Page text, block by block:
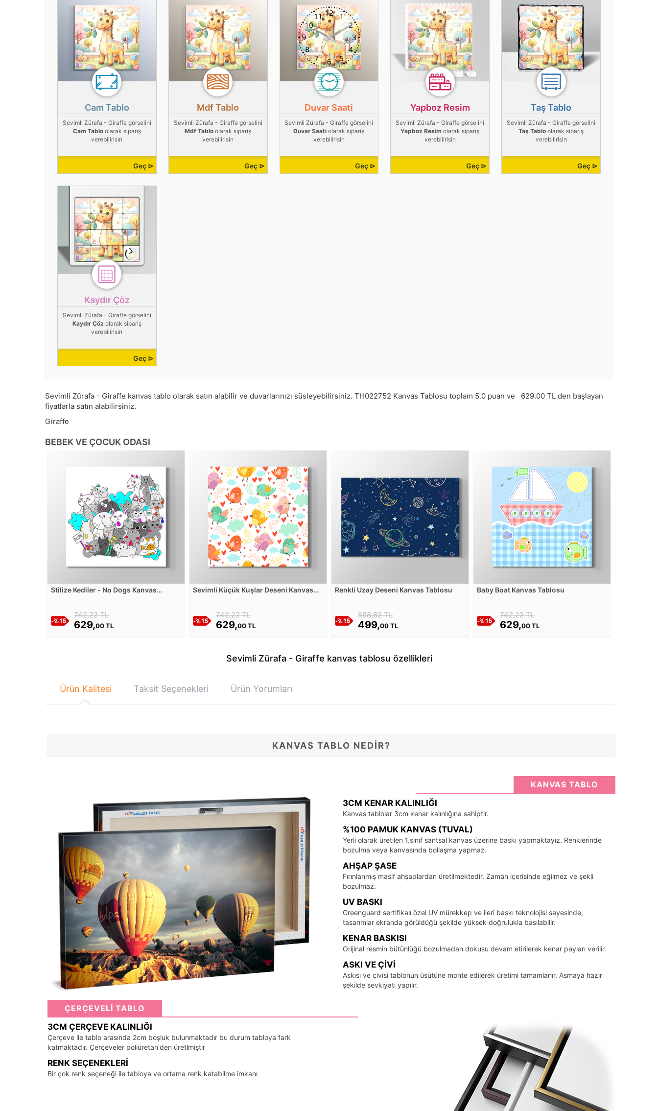
Cam Tablo
Sevimli Zürafa - Giraffe görselini
Cam Tabloolarak sipariş
verebilirisin
Geç ⊳
Mdf Tablo
Sevimli Zürafa - Giraffe görselini
Mdf Tablo olarak sipariş
verebilirisin
Geç ⊳
Duvar Saati
Sevimli Zürafa - Giraffe görselini
Duvar Saati olarak sipariş
verebilirisin
Geç ⊳
Yapboz Resim
Sevimli Zürafa - Giraffe görselini
Yapboz Resim olarak sipariş
verebilirisin
Geç ⊳
Taş Tablo
Sevimli Zürafa - Giraffe görselini
Taş Tablo olarak sipariş
verebilirisin
Geç ⊳
Kaydır Çöz
Sevimli Zürafa - Giraffe görselini
Kaydır Çözolarak sipariş
verebilirisin
Geç ⊳
Sevimli Zürafa - Giraffe kanvas tablo olarak satın alabilir ve duvarlarınızı süsleyebilirsiniz. TH022752 Kanvas Tablosu toplam 5.0 puan ve 629.00 TL den başlayan
fiyatlarla satın alabilirsiniz.
Giraffe
BEBEK VE ÇOCUK ODASI
Stilize Kediler - No Dogs Kanvas
742,22 TL
629,00 TL
Sevimli Küçük Kuşlar Deseni Kanvas
742,22 TL
629,00 TL
Renkli Uzay Deseni Kanvas Tablosu
588,82 TL
499,00 TL
Baby Boat Kanvas Tablosu
742,22 TL
629,00 TL
Sevimli Zürafa - Giraffe kanvas tablosu özellikleri
Ürün Kalitesi Taksit Seçenekleri Ürün Yorumları
KANVAS TABLO NEDİR?
KANVAS TABLO
3CM KENAR KALINLIĞI
Kanvas tablolar 3cm kenar kalınlığına sahiptir.
%100 PAMUK KANVAS (TUVAL)
Yerli olarak üretilen 1.sınıf santsal kanvas üzerine baskı yapmaktayız. Renklerinde
bozulma veya kanvasında bollaşma yapmaz.
AHŞAP ŞASE
Fırınlanmış masif ahşaplardan üretilmektedir. Zaman içerisinde eğilmez ve şekli
bozulmaz.
UV BASKI
Greenguard sertifikalı özel UV mürekkep ve ileri baskı teknolojisi sayesinde,
tasarımlar ekranda görüldüğü şekilde yüksek doğrulukla basılabilir.
KENAR BASKISI
Orijinal resmin bütünlüğü bozulmadan dokusu devam etirilerek kenar payları verilir.
ASKI VE ÇIVI
Askısı ve çivisi tablonun üsütüne monte edilerek üretimi tamamlanır. Asmaya hazır
şekilde sevkiyatı yapılır.
ÇERÇEVELİ TABLO
3CM ÇERÇEVE KALINLIĞI
Çerçeve ile tablo arasında 2cm boşluk bulunmaktadır bu durum tabloya fark
katmaktadır. Çerçeveler poliüretan'den üretlmiştir
RENK SEÇENEKLERI
Bir çok renk seçeneği ile tabloya ve ortama renk katabilme imkanı